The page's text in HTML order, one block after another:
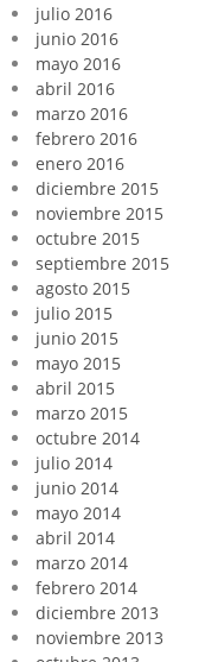
julio 2016
junio 2016
mayo 2016
abril 2016
marzo 2016
febrero 2016
enero 2016
diciembre 2015
noviembre 2015
octubre 2015
septiembre 2015
agosto 2015
julio 2015
junio 2015
mayo 2015
abril 2015
marzo 2015
octubre 2014
julio 2014
junio 2014
mayo 2014
abril 2014
marzo 2014
febrero 2014
diciembre 2013
noviembre 2013